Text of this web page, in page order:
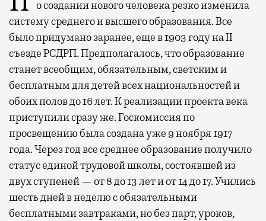
о создании нового человека резко изменила
систему среднего и высшего образования. Все
было придумано заранее, еще в 1903 году на II
съезде РСДРП. Предполагалось, что образование
станет всеобщим, обязательным, светским и
бесплатным для детей всех национальностей и
обоих полов до 16 лет. К реализации проекта века
приступили сразу же. Госкомиссия по
просвещению была создана уже 9 ноября 1917
года. Через год все среднее образование получило
статус единой трудовой школы, состоявшей из
двух ступеней — от 8 до 13 лет и от 14 до 17. Учились
шесть дней в неделю с обязательными
бесплатными завтраками, но без парт, уроков,